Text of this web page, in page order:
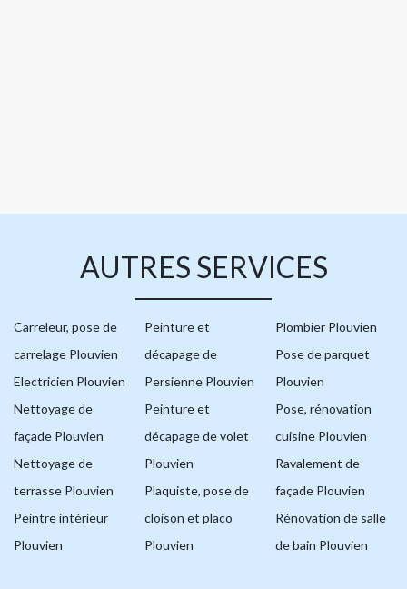
AUTRES SERVICES
Carreleur, pose de
carrelage Plouvien
Electricien Plouvien
Nettoyage de
façade Plouvien
Nettoyage de
terrasse Plouvien
Peintre intérieur
Plouvien
Peinture et
décapage de
Persienne Plouvien
Peinture et
décapage de volet
Plouvien
Plaquiste, pose de
cloison et placo
Plouvien
Plombier Plouvien
Pose de parquet
Plouvien
Pose, rénovation
cuisine Plouvien
Ravalement de
façade Plouvien
Rénovation de salle
de bain Plouvien